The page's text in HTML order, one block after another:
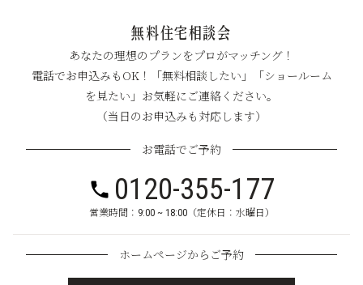
無料住宅相談会
あなたの理想のプランをプロがマッチング！
電話でお申込みもOK！「無料相談したい」「ショールーム
を見たい」お気軽にご連絡ください。
（当日のお申込みも対応します）
お電話でご予約
0120-355-177
営業時間：9:00 ~ 18:00（定休日：水曜日）
ホームページからご予約